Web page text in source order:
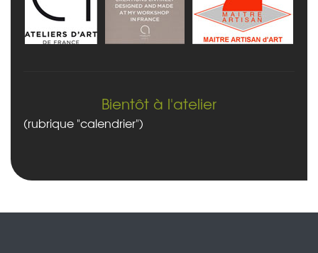
Bientôt à l'atelier
(rubrique "calendrier")